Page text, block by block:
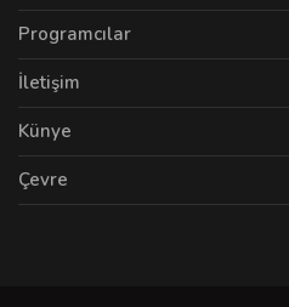
Programcılar
İletişim
Künye
Çevre